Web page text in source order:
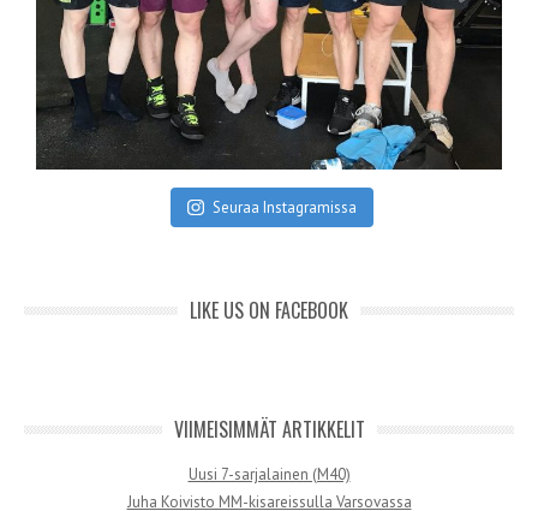
Seuraa Instagramissa
LIKE US ON FACEBOOK
VIIMEISIMMÄT ARTIKKELIT
Uusi 7-sarjalainen (M40)
Juha Koivisto MM-kisareissulla Varsovassa